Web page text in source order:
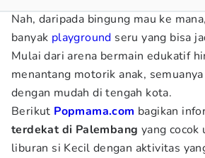
Nah, daripada bingung mau ke
banyak playground seru yang bisa
Mulai dari arena bermain edukatif
menantang motorik anak,
dengan mudah di tengah kota.
Berikut Popmama.com bagikan
terdekat di Palembang yang cocok
liburan si Kecil dengan aktivitas